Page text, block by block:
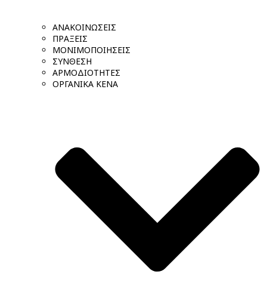
ΑΝΑΚΟΙΝΩΣΕΙΣ
ΠΡΑΞΕΙΣ
ΜΟΝΙΜΟΠΟΙΗΣΕΙΣ
ΣΥΝΘΕΣΗ
ΑΡΜΟΔΙΟΤΗΤΕΣ
ΟΡΓΑΝΙΚΑ ΚΕΝΑ